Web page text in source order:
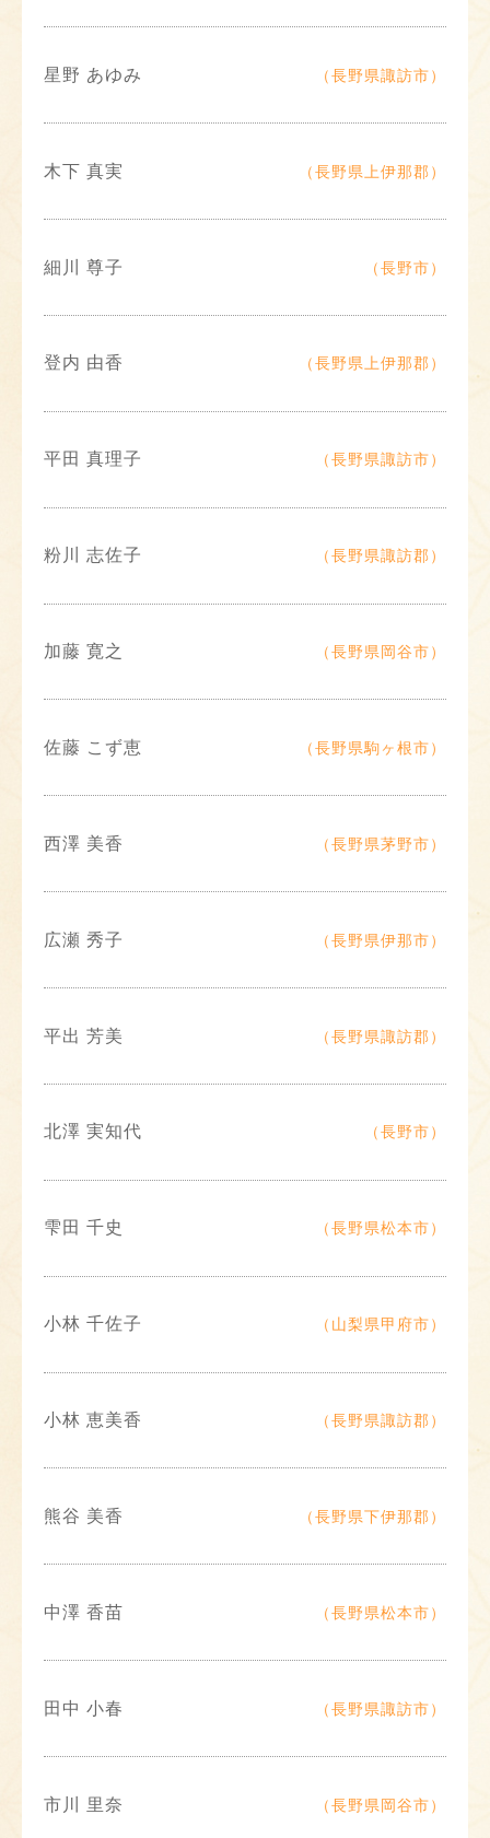
星野 あゆみ （長野県諏訪市）
木下 真実 （長野県上伊那郡）
細川 尊子 （長野市）
登内 由香 （長野県上伊那郡）
平田 真理子 （長野県諏訪市）
粉川 志佐子 （長野県諏訪郡）
加藤 寛之 （長野県岡谷市）
佐藤 こず恵 （長野県駒ヶ根市）
西澤 美香 （長野県茅野市）
広瀬 秀子 （長野県伊那市）
平出 芳美 （長野県諏訪郡）
北澤 実知代 （長野市）
雫田 千史 （長野県松本市）
小林 千佐子 （山梨県甲府市）
小林 恵美香 （長野県諏訪郡）
熊谷 美香 （長野県下伊那郡）
中澤 香苗 （長野県松本市）
田中 小春 （長野県諏訪市）
市川 里奈 （長野県岡谷市）